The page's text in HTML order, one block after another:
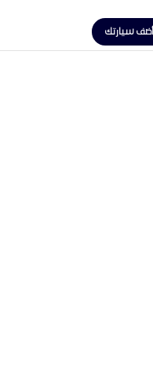
أضف سيارتك